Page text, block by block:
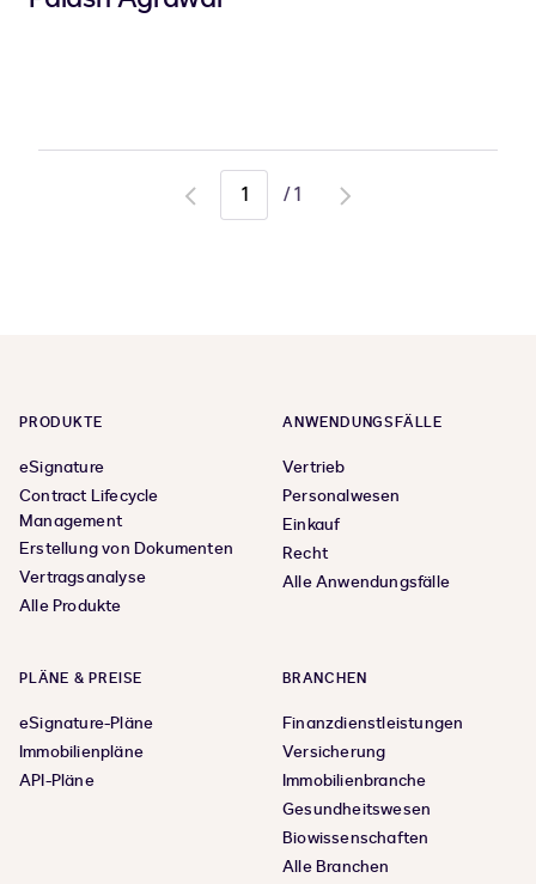
Go
/1
Go
PRODUKTE
eSignature
Contract Lifecycle
Management
Erstellung von Dokumenten
Vertragsanalyse
Alle Produkte
ANWENDUNGSFÄLLE
Vertrieb
Personalwesen
Einkauf
Recht
Alle Anwendungsfälle
PLÄNE & PREISE
eSignature-Pläne
Immobilienpläne
API-Pläne
BRANCHEN
Finanzdienstleistungen
Versicherung
Immobilienbranche
Gesundheitswesen
Biowissenschaften
Alle Branchen